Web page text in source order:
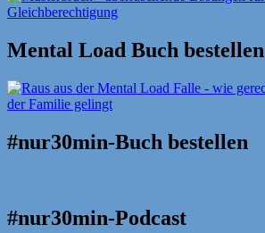
Mental Load Buch bestellen
#nur30min-Buch bestellen
#nur30min-Podcast